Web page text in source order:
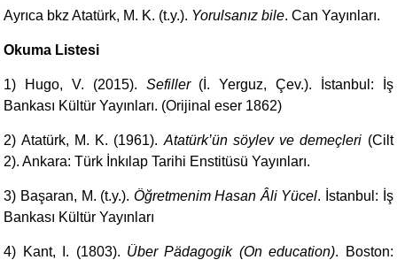
Ayrıca bkzAtatürk, M. K. (t.y.). Yorulsanız bile. Can Yayınları.
Okuma Listesi
1) Hugo, V. (2015). Sefiller(İ. Yerguz, Çev.). İstanbul: İş
Bankası Kültür Yayınları. (Orijinal eser 1862)
2) Atatürk, M. K. (1961). Atatürk’ün söylev ve demeçleri (Cilt
2). Ankara: Türk İnkılap Tarihi Enstitüsü Yayınları.
3) Başaran, M. (t.y.). Öğretmenim Hasan Âli Yücel. İstanbul: İş
Bankası Kültür Yayınları
4) Kant, I. (1803). Über Pädagogik (On education). Boston: